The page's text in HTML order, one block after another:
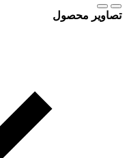
تصاویر محصول